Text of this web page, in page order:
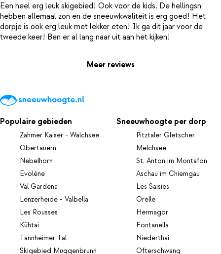
Een heel erg leuk skigebied! Ook voor de kids. De hellingsn
hebben allemaal zon en de sneeuwkwaliteit is erg goed! Het
dorpje is ook erg leuk met lekker eten! Ik ga dit jaar voor de
Meer reviews
Populaire gebieden
Zahmer Kaiser - Walchsee
Obertauern
Nebelhorn
Evolène
Val Gardena
Lenzerheide - Valbella
Les Rousses
Kühtai
Tannheimer Tal
Skigebied Muggenbrunn
Sneeuwhoogte per dorp
Pitztaler Gletscher
Melchsee
St. Anton im Montafon
Aschau im Chiemgau
Les Saisies
Orelle
Hermagor
Fontanella
Niederthai
Ofterschwang